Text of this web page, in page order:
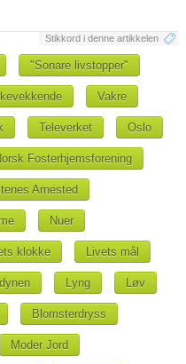
Stikkord i denne artikkelen
"Sonare livstopper"
Vakre
Televerket Oslo
Fosterhjemsforening
Arnested
Nuer
klokke Livets mål
Lyng Løv
Blomsterdryss
Moder Jord